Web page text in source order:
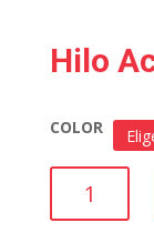
Hilo
COLOR
Acrilán